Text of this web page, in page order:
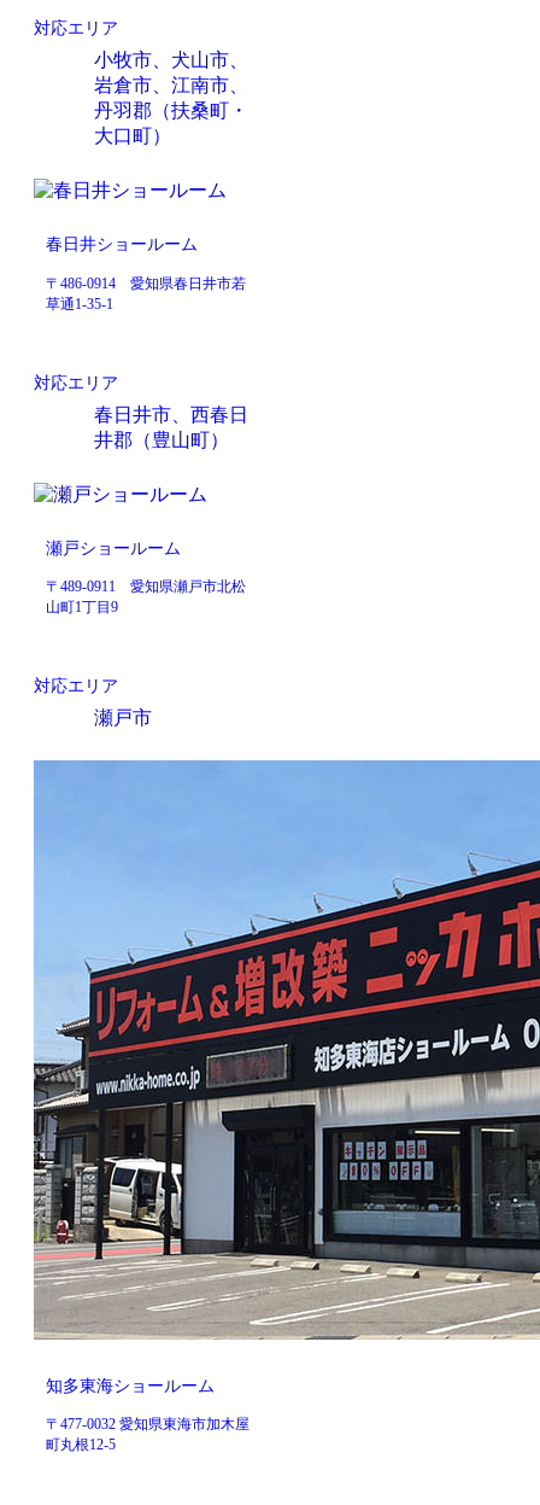
対応エリア
小牧市、犬山市、
岩倉市、江南市、
丹羽郡（扶桑町・
大口町）
春日井ショールーム
〒486-0914 愛知県春日井市若
草通1-35-1
対応エリア
春日井市、西春日
井郡（豊山町）
瀬戸ショールーム
〒489-0911 愛知県瀬戸市北松
山町1丁目9
対応エリア
瀬戸市
知多東海ショールーム
〒477-0032 愛知県東海市加木屋
町丸根12-5